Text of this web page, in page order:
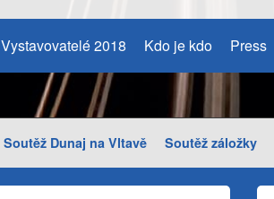
Vystavovatelé 2018 Kdo je kdo Press
Soutěž Dunaj na Vltavě Soutěž záložky